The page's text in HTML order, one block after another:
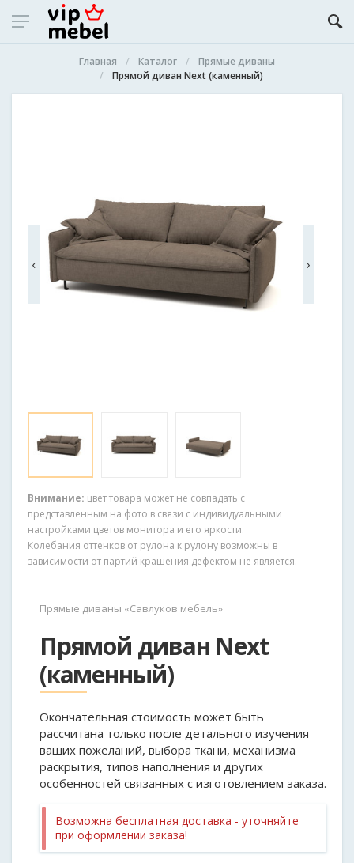
Главная Каталог
Прямые диваны
Прямой диван Next (каменный)
‹ ›
Внимание: цвет товара может не совпадать с
представленным на фото в связи с индивидуальными
настройками цветов монитора и его яркости.
Колебания оттенков от рулона к рулону возможны в
зависимости от партий крашения дефектом не является.
Прямые диваны «Савлуков мебель»
Прямой диван Next
(каменный)
Окончательная стоимость может быть
рассчитана только после детального изучения
ваших пожеланий, выбора ткани, механизма
раскрытия, типов наполнения и других
особенностей связанных с изготовлением заказа.
Возможна бесплатная доставка - уточняйте
при оформлении заказа!